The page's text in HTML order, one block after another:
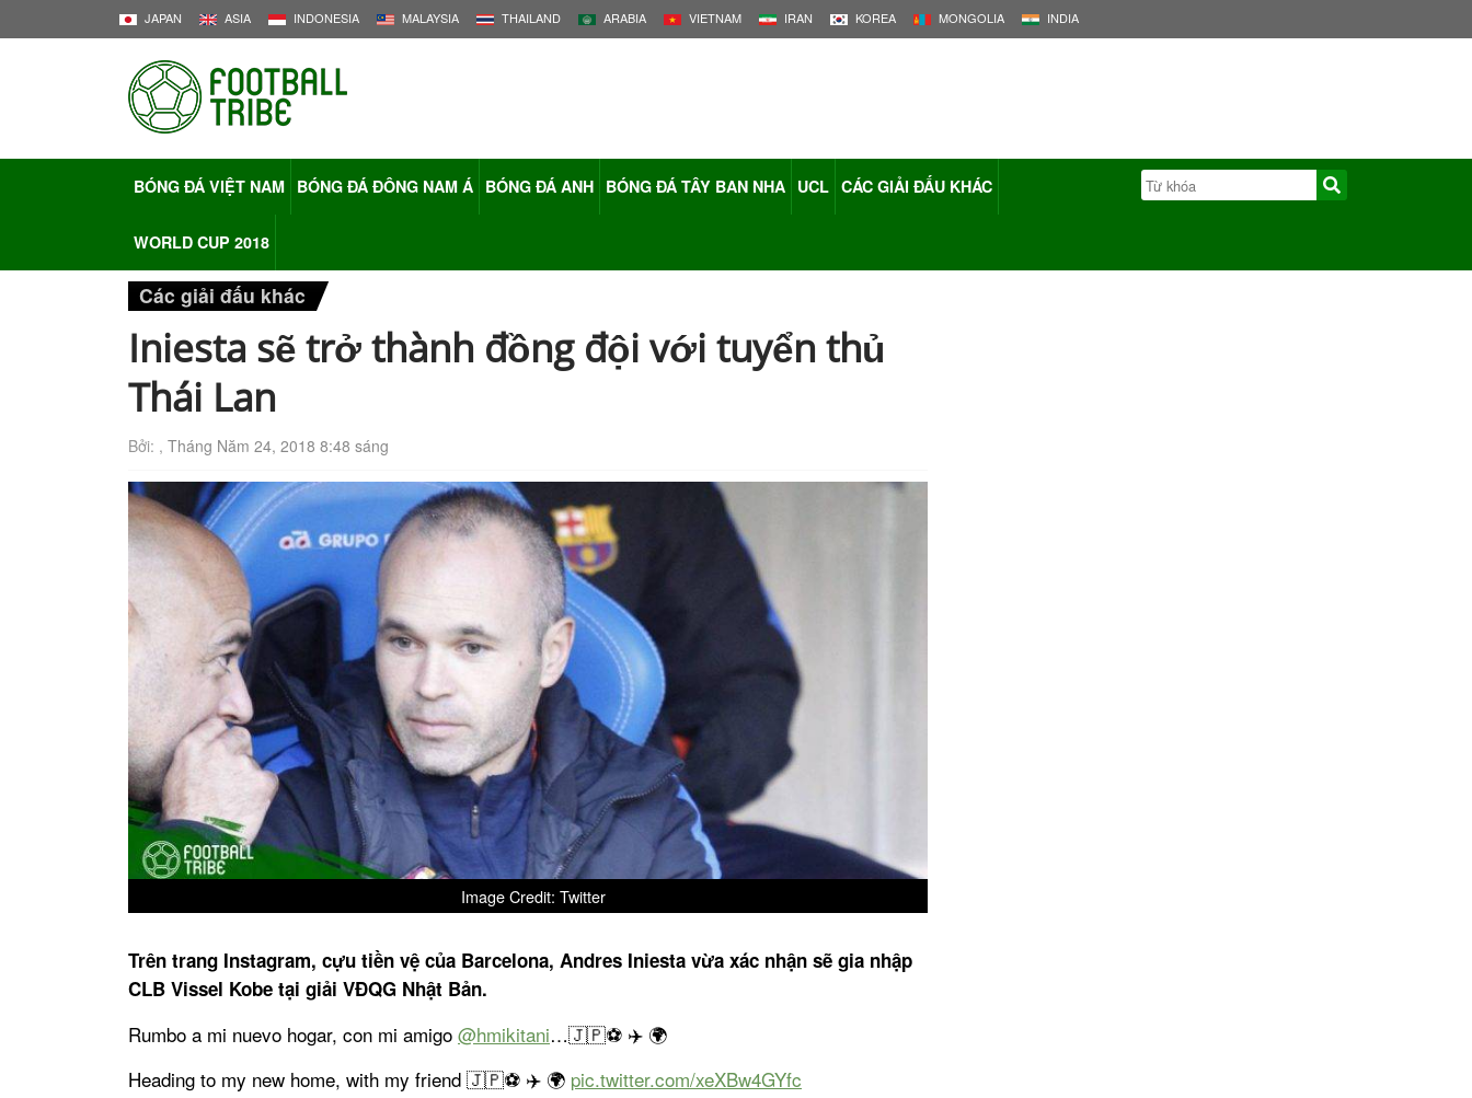
JAPAN ASIA INDONESIA MALAYSIA THAILAND ARABIA VIETNAM IRAN KOREA MONGOLIA INDIA
BÓNG ĐÁ VIỆT NAM BÓNG ĐÁ ĐÔNG NAM Á BÓNG ĐÁ ANH BÓNG ĐÁ TÂY BAN NHA UCL CÁC GIẢI ĐẤU KHÁC
WORLD CUP 2018
Các giải đấu khác
Iniesta sẽ trở thành đồng đội với tuyển thủ
Thái Lan
Bởi: , Tháng Năm 24, 2018 8:48 sáng
Image Credit: Twitter
Trên trang Instagram, cựu tiền vệ của Barcelona, Andres Iniesta vừa xác nhận sẽ gia nhập
CLB Vissel Kobe tại giải VĐQG Nhật Bản.
Rumbo a mi nuevo hogar, con mi amigo @hmikitani…🇯🇵⚽ ✈️ 🌍
Heading to my new home, with my friend 🇯🇵⚽ ✈️ 🌍 pic.twitter.com/xeXBw4GYfc